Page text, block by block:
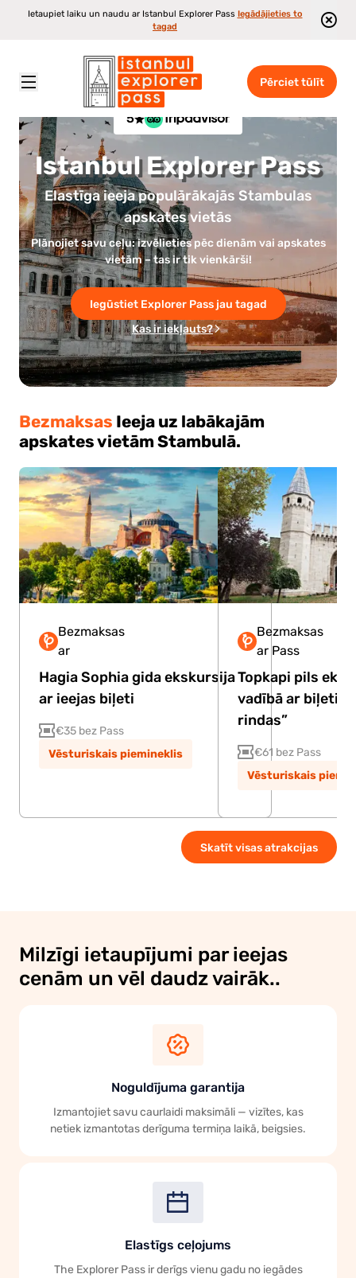
Ietaupiet laiku un naudu ar Istanbul Explorer Pass Iegādājieties to
tagad
Pērciet tūlīt
5
Istanbul Explorer Pass
Elastīga ieeja populārākajās Stambulas
apskates vietās
Plānojiet savu ceļu: izvēlieties pēc dienām vai apskates
vietām – tas ir tik vienkārši!
Iegūstiet Explorer Pass jau tagad
Kas ir iekļauts?
Bezmaksas Ieeja uz labākajām
apskates vietām Stambulā.
Skatīt visas atrakcijas
Bezmaksas
ar
Premium
Hagia Sophia gida ekskursija
ar ieejas biļeti
€35 bez Pass
Vēsturiskais piemineklis
Bezmaksas
ar Pass
Topkapi pils
vadībā ar biļeti
rindas”
€61 bez Pass
Vēsturiskais
Milzīgi ietaupījumi par ieejas
cenām un vēl daudz vairāk..
Noguldījuma garantija
Izmantojiet savu caurlaidi maksimāli — vizītes, kas
netiek izmantotas derīguma termiņa laikā, beigsies.
Elastīgs ceļojums
The Explorer Pass ir derīgs vienu gadu no iegādes